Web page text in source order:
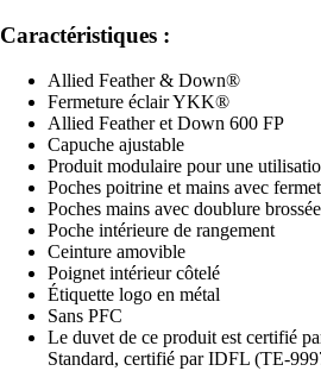
Caractéristiques :
Allied Feather & Down®
Fermeture éclair YKK®
Allied Feather et Down 600 FP
Capuche ajustable
Produit modulaire pour une
Poches poitrine et mains avec
Poches mains avec doublure brossée
Poche intérieure de rangement
Ceinture amovible
Poignet intérieur côtelé
Étiquette logo en métal
Sans PFC
Le duvet de ce produit est certifié
Standard, certifié par IDFL (TE-